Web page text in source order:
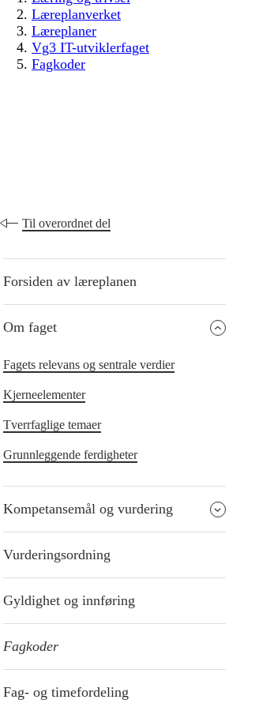
Læreplanverket
Læreplaner
Vg3 IT-utviklerfaget
Fagkoder
Til overordnet del
Forsiden av læreplanen
Om faget
Fagets relevans og sentrale verdier
Kjerneelementer
Tverrfaglige temaer
Grunnleggende ferdigheter
Kompetansemål og vurdering
Vurderingsordning
Gyldighet og innføring
Fagkoder
Fag- og timefordeling